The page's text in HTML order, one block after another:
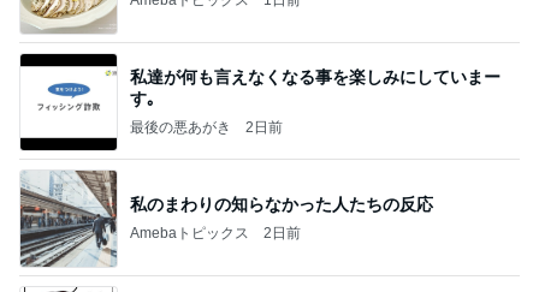
私達が何も言えなくなる事を楽しみにしていまー
す｡
最後の悪あがき 2日前
私のまわりの知らなかった人たちの反応
Amebaトピックス 2日前